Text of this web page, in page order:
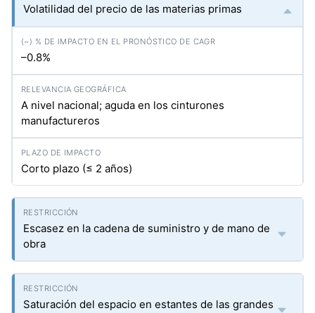
Volatilidad del precio de las materias primas
–0.8%
A nivel nacional; aguda en los cinturones
manufactureros
Corto plazo (≤ 2 años)
Escasez en la cadena de suministro y de mano de
obra
Saturación del espacio en estantes de las grandes